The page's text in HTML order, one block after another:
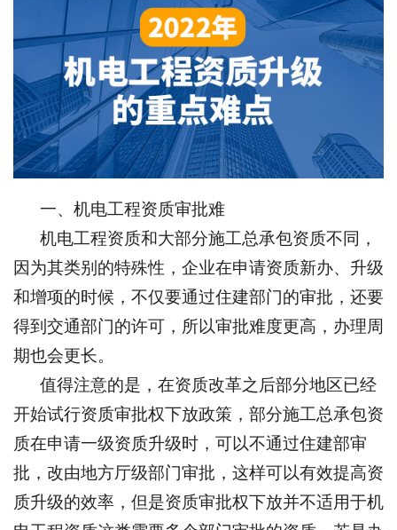
一、机电工程资质审批难
机电工程资质和大部分施工总承包资质不同，
因为其类别的特殊性，企业在申请资质新办、升级
和增项的时候，不仅要通过住建部门的审批，还要
得到交通部门的许可，所以审批难度更高，办理周
期也会更长。
值得注意的是，在资质改革之后部分地区已经
开始试行资质审批权下放政策，部分施工总承包资
质在申请一级资质升级时，可以不通过住建部审
批，改由地方厅级部门审批，这样可以有效提高资
质升级的效率，但是资质审批权下放并不适用于机